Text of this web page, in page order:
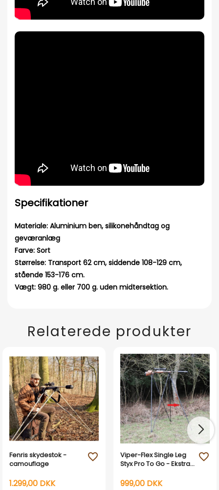
Specifikationer
Materiale: Aluminium ben, silikonehåndtag og
geværanlæg
Farve: Sort
Størrelse: Transport 62 cm, siddende 108-129 cm,
stående 153-176 cm.
Vægt: 980 g. eller 700 g. uden midtersektion.
Relaterede produkter
Fenris skydestok -
camouflage
1.299,00 DKK
favorite_outline
Viper-Flex Single Leg
Styx Pro To Go - Ekstra
999,00 DKK
favorite_outline